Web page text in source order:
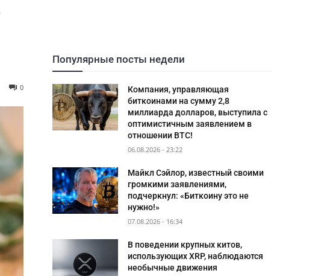
0
Популярные посты недели
Компания, управляющая
биткоинами на сумму 2,8
миллиарда долларов, выступила с
оптимистичным заявлением в
отношении BTC!
06.08.2026 - 23:22
Майкл Сэйлор, известный своими
громкими заявлениями,
подчеркнул: «Биткоину это не
нужно!»
07.08.2026 - 16:34
В поведении крупных китов,
использующих XRP, наблюдаются
необычные движения